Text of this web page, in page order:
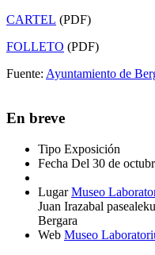
CARTEL (PDF)
FOLLETO (PDF)
Fuente: Ayuntamiento de
En breve
Tipo Exposición
Fecha Del 30 de
Lugar Museo
Juan Irazabal
Bergara
Web Museo